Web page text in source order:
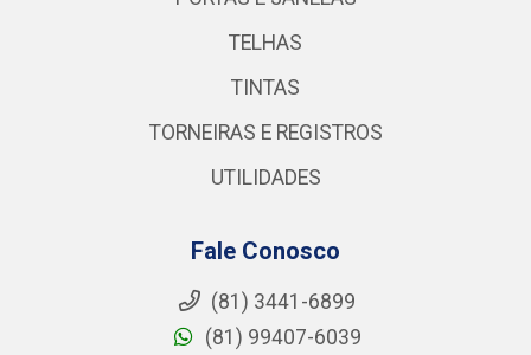
TELHAS
TINTAS
TORNEIRAS E REGISTROS
UTILIDADES
Fale Conosco
(81) 3441-6899
(81) 99407-6039